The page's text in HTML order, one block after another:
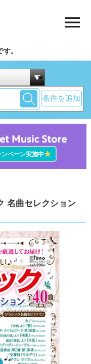
。
条件を追加
ンペーン実施中★
名曲セレクション